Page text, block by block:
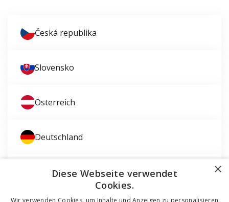
Česká republika
Slovensko
Österreich
Deutschland
Magyarország ×
Diese Webseite verwendet
Cookies.
Wir verwenden Cookies, um Inhalte und Anzeigen zu personalisieren